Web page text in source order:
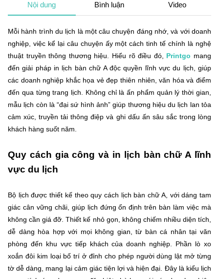
Nội dung Bình luận Video
Mỗi hành trình du lịch là một câu chuyện đáng nhớ, và với doanh
nghiệp, việc kể lại câu chuyện ấy một cách tinh tế chính là nghệ
thuật truyền thông thương hiệu. Hiểu rõ điều đó, Printgo mang
đến giải pháp in lịch bàn chữ A độc quyền lĩnh vực du lịch, giúp
các doanh nghiệp khắc họa vẻ đẹp thiên nhiên, văn hóa và điểm
đến qua từng trang lịch. Không chỉ là ấn phẩm quản lý thời gian,
mẫu lịch còn là “đại sứ hình ảnh” giúp thương hiệu du lịch lan tỏa
cảm xúc, truyền tải thông điệp và ghi dấu ấn sâu sắc trong lòng
khách hàng suốt năm.
Quy cách gia công và in lịch bàn chữ A lĩnh
vực du lịch
Bộ lịch được thiết kế theo quy cách lịch bàn chữ A, với dáng tam
giác cân vững chãi, giúp lịch đứng ổn định trên bàn làm việc mà
không cần giá đỡ. Thiết kế nhỏ gọn, không chiếm nhiều diện tích,
dễ dàng hòa hợp với mọi không gian, từ bàn cá nhân tại văn
phòng đến khu vực tiếp khách của doanh nghiệp. Phần lò xo
xoắn đôi kim loại bố trí ở đỉnh cho phép người dùng lật mở từng
tờ dễ dàng, mang lại cảm giác tiện lợi và hiện đại. Đây là kiểu lịch